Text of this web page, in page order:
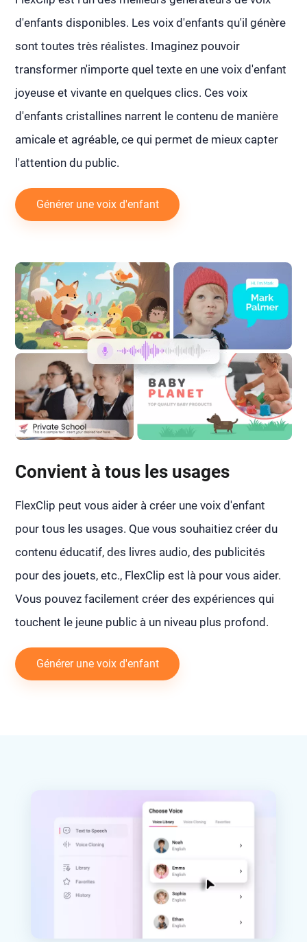
d'enfants disponibles. Les voix d'enfants qu'il génère
sont toutes très réalistes. Imaginez pouvoir
transformer n'importe quel texte en une voix d'enfant
joyeuse et vivante en quelques clics. Ces voix
d'enfants cristallines narrent le contenu de manière
amicale et agréable, ce qui permet de mieux capter
l'attention du public.
Générer une voix d'enfant
Convient à tous les usages
FlexClip peut vous aider à créer une voix d'enfant
pour tous les usages. Que vous souhaitiez créer du
contenu éducatif, des livres audio, des publicités
pour des jouets, etc., FlexClip est là pour vous aider.
Vous pouvez facilement créer des expériences qui
touchent le jeune public à un niveau plus profond.
Générer une voix d'enfant